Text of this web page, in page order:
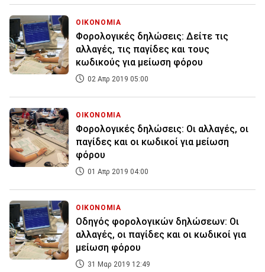
ΟΙΚΟΝΟΜΙΑ
Φορολογικές δηλώσεις: Δείτε τις
αλλαγές, τις παγίδες και τους
κωδικούς για μείωση φόρου
02 Απρ 2019 05:00
ΟΙΚΟΝΟΜΙΑ
Φορολογικές δηλώσεις: Οι αλλαγές, οι
παγίδες και οι κωδικοί για μείωση
φόρου
01 Απρ 2019 04:00
ΟΙΚΟΝΟΜΙΑ
Οδηγός φορολογικών δηλώσεων: Οι
αλλαγές, οι παγίδες και οι κωδικοί για
μείωση φόρου
31 Μαρ 2019 12:49